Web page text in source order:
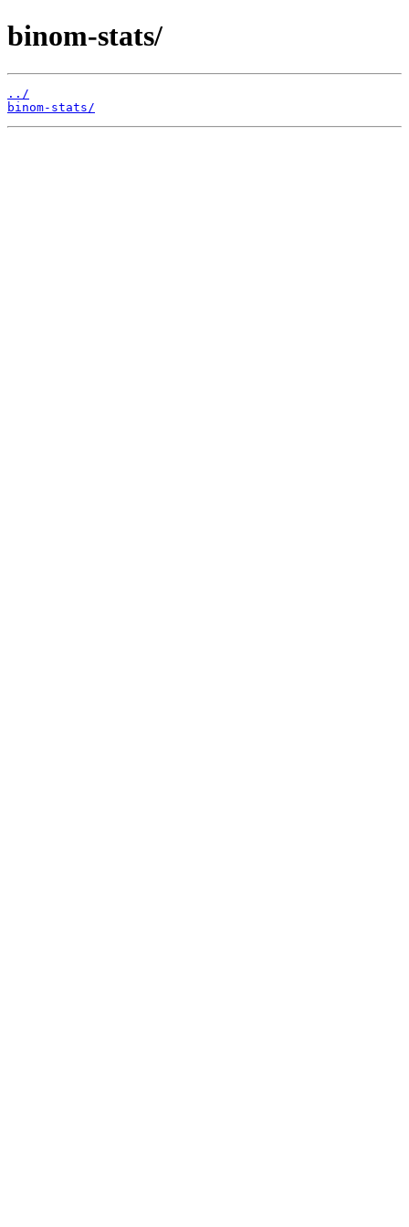
binom-stats/
../
binom-stats/